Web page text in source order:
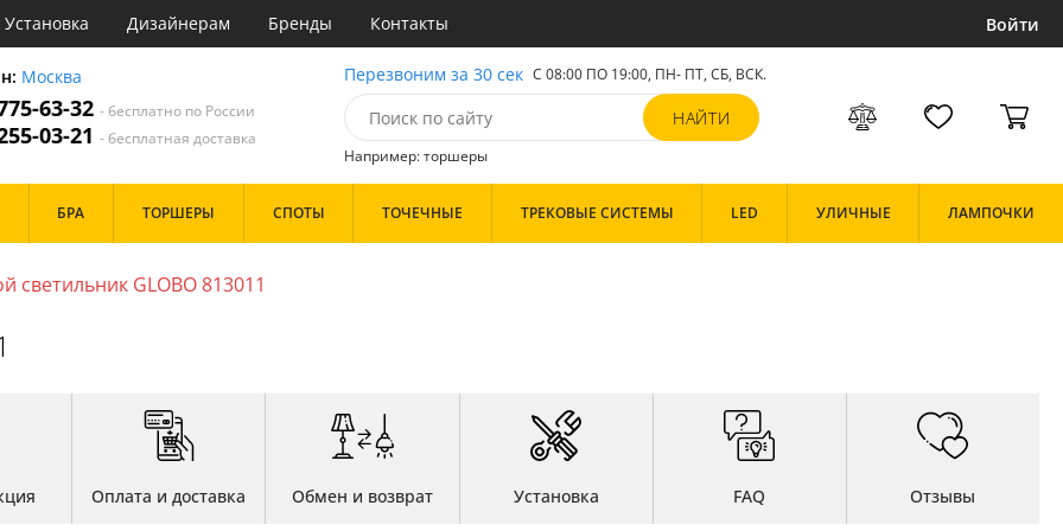
Установка Дизайнерам Бренды Контакты Войти
Москва
63-32 - бесплатно по России
03-21 - бесплатная доставка
Перезвоним за 30 сек С 08:00 ПО 19:00, ПН- ПТ,СБ, ВСК.
Например: торшеры
Кафе
Бронза
Золото
Особенности
БРА ТОРШЕРЫ СПОТЫ ТОЧЕЧНЫЕ ТРЕКОВЫЕ СИСТЕМЫ LED УЛИЧНЫЕ ЛАМПОЧКИ
светильник GLOBO 813011
Оплата и доставка Обмен и возврат Установка FAQ Отзывы